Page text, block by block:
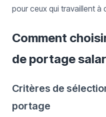
pour ceux qui travaillent à
Comment
de portage
Critères de
portage